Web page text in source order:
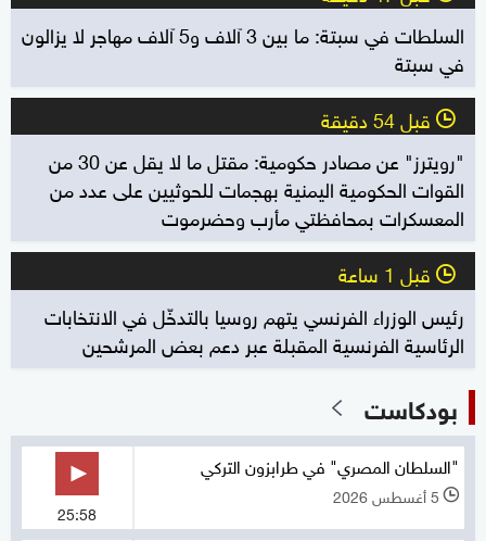
السلطات في سبتة: ما بين 3 آلاف و5 آلاف مهاجر لا يزالون
في سبتة
l قبل 54 دقيقة
"رويترز" عن مصادر حكومية: مقتل ما لا يقل عن 30 من
القوات الحكومية اليمنية بهجمات للحوثيين على عدد من
المعسكرات بمحافظتي مأرب وحضرموت
l قبل 1 ساعة
رئيس الوزراء الفرنسي يتهم روسيا بالتدخّل في الانتخابات
الرئاسية الفرنسية المقبلة عبر دعم بعض المرشحين
بودكاست
"السلطان المصري" في طرابزون التركي
l 5 أغسطس 2026
25:58